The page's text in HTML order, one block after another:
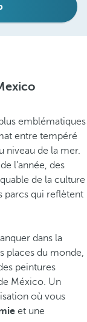
emblématiques
entre tempéré
niveau de la mer.
l’année, des
de la culture
parcs qui reflètent
dans la
places du monde,
peintures
México. Un
où vous
et une